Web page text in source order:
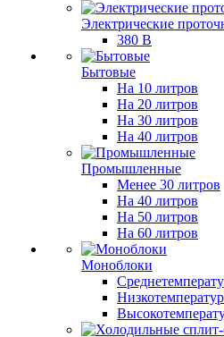
Электрические
380 В
Бытовые
На 10 литров
На 20 литров
На 30 литров
На 40 литров
Промышленные
Менее 30 литров
На 40 литров
На 50 литров
На 60 литров
Моноблоки